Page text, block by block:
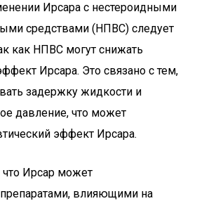
Ирсара с нестероидными
средствами (НПВС) следует
как НПВС могут снижать
Ирсара. Это связано с тем,
задержку жидкости и
давление, что может
эффект Ирсара.
что Ирсар может
влияющими на